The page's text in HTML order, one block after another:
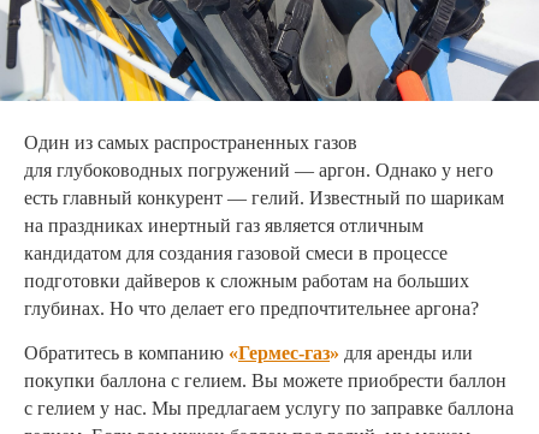
Один из самых распространенных газов
для глубоководных погружений — аргон. Однако у него
есть главный конкурент — гелий. Известный по шарикам
на праздниках инертный газ является отличным
кандидатом для создания газовой смеси в процессе
подготовки дайверов к сложным работам на больших
глубинах. Но что делает его предпочтительнее аргона?
Обратитесь в компанию «Гермес-газ» для аренды или
покупки баллона с гелием. Вы можете приобрести баллон
с гелием у нас. Мы предлагаем услугу по заправке баллона